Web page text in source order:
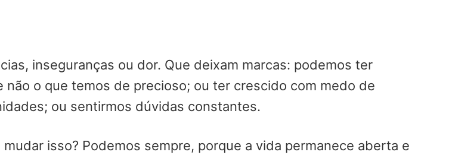
inseguranças ou dor. Que deixam marcas: podemos ter
o que temos de precioso; ou ter crescido com medo de
ou sentirmos dúvidas constantes.
isso? Podemos sempre, porque a vida permanece aberta e